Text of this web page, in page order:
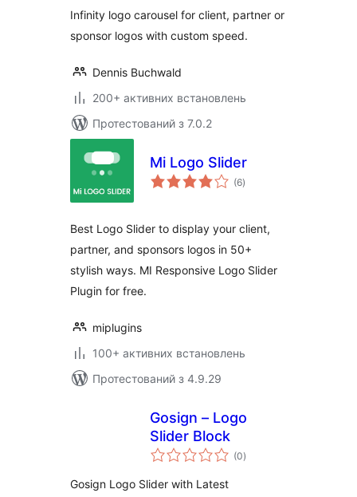
Infinity logo carousel for client, partner or
sponsor logos with custom speed.
Dennis Buchwald
200+ активних встановлень
Протестований з 7.0.2
Mi Logo Slider
(6загальний
рейтинг
)
Best Logo Slider to display your client,
partner, and sponsors logos in 50+
stylish ways. MI Responsive Logo Slider
Plugin for free.
miplugins
100+ активних встановлень
Протестований з 4.9.29
Gosign – Logo
Slider Block
(0загальний
рейтинг
)
Gosign Logo Slider with Latest